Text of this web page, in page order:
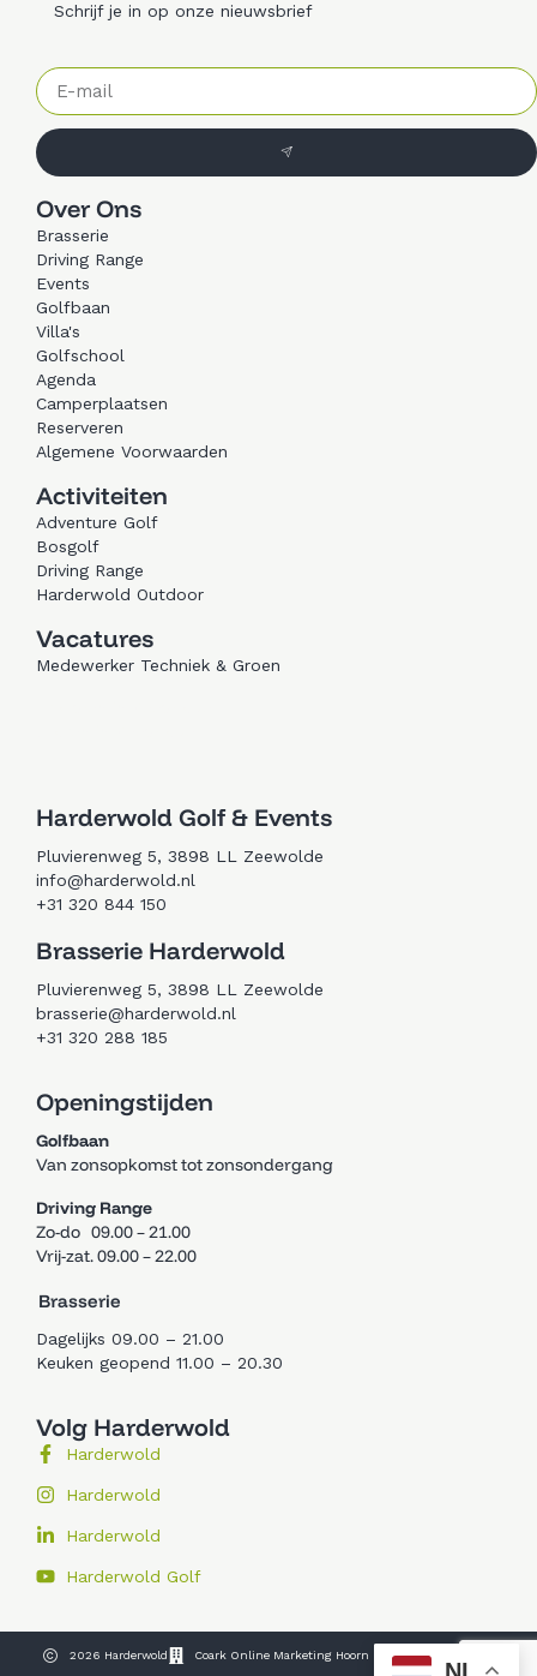
Schrijf je in op onze nieuwsbrief
Over Ons
Brasserie
Driving Range
Events
Golfbaan
Villa's
Golfschool
Agenda
Camperplaatsen
Reserveren
Algemene Voorwaarden
Activiteiten
Adventure Golf
Bosgolf
Driving Range
Harderwold Outdoor
Vacatures
Medewerker Techniek & Groen
Harderwold Golf & Events
Pluvierenweg 5, 3898 LL Zeewolde
info@harderwold.nl
+31 320 844 150
Brasserie Harderwold
Pluvierenweg 5, 3898 LL Zeewolde
brasserie@harderwold.nl
+31 320 288 185
Openingstijden
Golfbaan
Van zonsopkomst tot zonsondergang
Driving Range
Zo-do 09.00 – 21.00
Vrij-zat. 09.00 – 22.00
Brasserie
Dagelijks 09.00 – 21.00
Keuken geopend 11.00 – 20.30
Volg Harderwold
Harderwold
Harderwold
Harderwold
Harderwold Golf
2026 Harderwold Coark Online Marketing Hoorn